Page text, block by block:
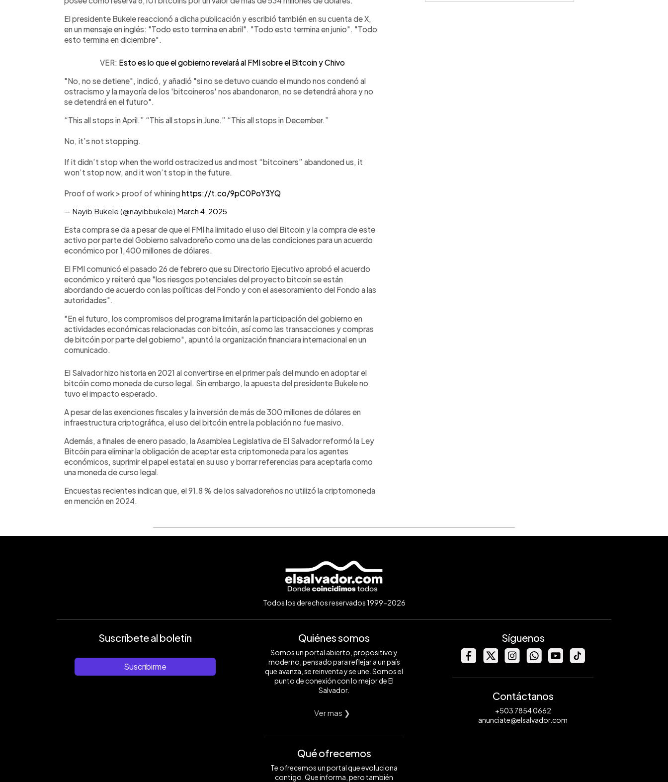
El presidente Bukele reaccionó a dicha publicación y escribió también en su cuenta de X,
en un mensaje en inglés: "Todo esto termina en abril". "Todo esto termina en junio". "Todo
esto termina en diciembre".
VER: Esto es lo que el gobierno revelará al FMI sobre el Bitcoin y Chivo
"No, no se detiene", indicó, y añadió "si no se detuvo cuando el mundo nos condenó al
ostracismo y la mayoría de los 'bitcoineros' nos abandonaron, no se detendrá ahora y no
se detendrá en el futuro".
“This all stops in April.” “This all stops in June.” “This all stops in December.”
No, it’s not stopping.
If it didn’t stop when the world ostracized us and most “bitcoiners” abandoned us, it
won’t stop now, and it won’t stop in the future.
Proof of work > proof of whininghttps://t.co/9pC0PoY3YQ
— Nayib Bukele (@nayibbukele) March 4, 2025
Esta compra se da a pesar de que el FMI ha limitado el uso del Bitcoin y la compra de este
activo por parte del Gobierno salvadoreño como una de las condiciones para un acuerdo
económico por 1,400 millones de dólares.
El FMI comunicó el pasado 26 de febrero que su Directorio Ejecutivo aprobó el acuerdo
económico y reiteró que "los riesgos potenciales del proyecto bitcoin se están
abordando de acuerdo con las políticas del Fondo y con el asesoramiento del Fondo a las
autoridades".
"En el futuro, los compromisos del programa limitarán la participación del gobierno en
actividades económicas relacionadas con bitcóin, así como las transacciones y compras
de bitcóin por parte del gobierno", apuntó la organización financiara internacional en un
comunicado.
El Salvador hizo historia en 2021 al convertirse en el primer país del mundo en adoptar el
bitcóin como moneda de curso legal. Sin embargo, la apuesta del presidente Bukele no
tuvo el impacto esperado.
A pesar de las exenciones fiscales y la inversión de más de 300 millones de dólares en
infraestructura criptográfica, el uso del bitcóin entre la población no fue masivo.
Además, a finales de enero pasado, la Asamblea Legislativa de El Salvador reformó la Ley
Bitcóin para eliminar la obligación de aceptar esta criptomoneda para los agentes
económicos, suprimir el papel estatal en su uso y borrar referencias para aceptarla como
una moneda de curso legal.
Encuestas recientes indican que, el 91.8 % de los salvadoreños no utilizó la criptomoneda
en mención en 2024.
Todos los derechos reservados 1999-2026
Suscríbete al boletín
Suscribirme
Quiénes somos
Somos un portal abierto, propositivo y
moderno, pensado para reflejar a un país
que avanza, se reinventa y se une. Somos el
punto de conexión con lo mejor de El
Salvador.
Ver mas ❯
Qué ofrecemos
Te ofrecemos un portal que evoluciona
contigo. Que informa, pero también
Síguenos
Contáctanos
+503 7854 0662
anunciate@elsalvador.com